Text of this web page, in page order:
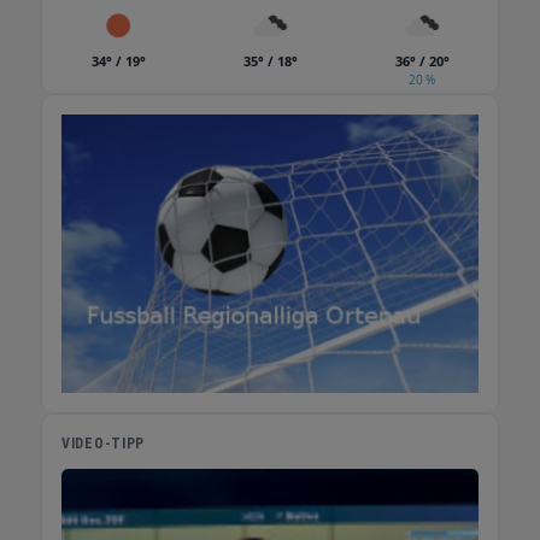
34° / 19° 35° / 18° 36° / 20°
20 %
VIDEO-TIPP